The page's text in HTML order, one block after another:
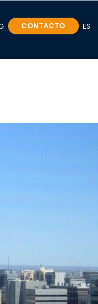
CONTACTO ES